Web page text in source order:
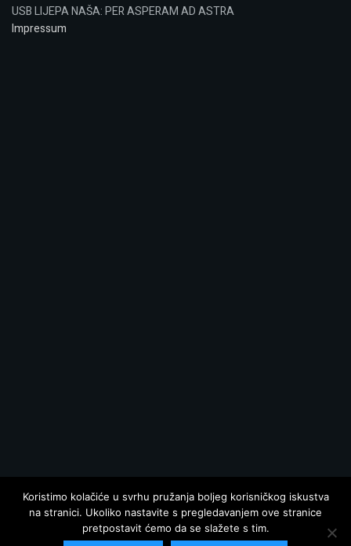
USB LIJEPA NAŠA: PER ASPERAM AD ASTRA
Impressum
Koristimo kolačiće u svrhu pružanja boljeg korisničkog iskustva
na stranici. Ukoliko nastavite s pregledavanjem ove stranice
pretpostavit ćemo da se slažete s tim.